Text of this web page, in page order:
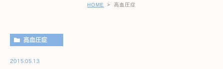
HOME 高血圧症
高血圧症
2015.05.13